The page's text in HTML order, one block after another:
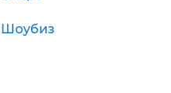
Шоубиз